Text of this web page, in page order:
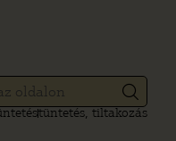
tüntetés, tiltakozás